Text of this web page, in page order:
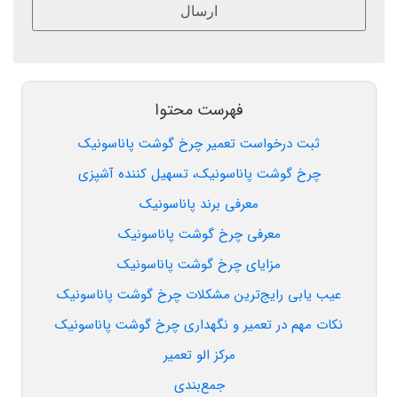
ارسال
قسمت
فهرست محتوا
ثبت درخواست تعمیر چرخ گوشت پاناسونیک
چرخ گوشت پاناسونیک، تسهیل کننده آشپزی
معرفی برند پاناسونیک
معرفی چرخ گوشت پاناسونیک
مزایای چرخ گوشت پاناسونیک
عیب یابی رایج‌ترین مشکلات چرخ گوشت پاناسونیک
نکات مهم در تعمیر و نگهداری چرخ گوشت پاناسونیک
مرکز الو تعمیر
جمع‌بندی